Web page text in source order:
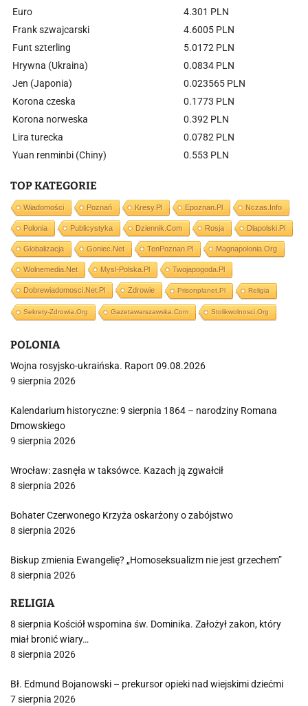
Euro
4.301 PLN
Frank szwajcarski
4.6005 PLN
Funt szterling
5.0172 PLN
Hrywna (Ukraina)
0.0834 PLN
Jen (Japonia)
0.023565 PLN
Korona czeska
0.1773 PLN
Korona norweska
0.392 PLN
Lira turecka
0.0782 PLN
Yuan renminbi (Chiny)
0.553 PLN
TOP KATEGORIE
Wiadomości Poznań Kresy.pl Epoznan.pl Nczas.info
Polonia Publicystyka Dziennik.com Rosja Dlapolski.pl
Globalizacja Goniec.net TenPoznan.pl Magnapolonia.org
Wolnemedia.net Mysl-Polska.pl Twojapogoda.pl
Dobrewiadomosci.net.pl Zdrowie Prisonplanet.pl Religia
Sekrety-Zdrowia.org Gazetawarszawska.com Stolikwolnosci.org
POLONIA
Wojna rosyjsko-ukraińska. Raport 09.08.2026
9 sierpnia 2026
Kalendarium historyczne: 9 sierpnia 1864 – narodziny Romana
Dmowskiego
9 sierpnia 2026
Wrocław: zasnęła w taksówce. Kazach ją zgwałcił
8 sierpnia 2026
Bohater Czerwonego Krzyża oskarżony o zabójstwo
8 sierpnia 2026
Biskup zmienia Ewangelię? „Homoseksualizm nie jest grzechem”
8 sierpnia 2026
RELIGIA
8 sierpnia Kościół wspomina św. Dominika. Założył zakon, który
miał bronić wiary…
8 sierpnia 2026
Bł. Edmund Bojanowski – prekursor opieki nad wiejskimi dziećmi
7 sierpnia 2026